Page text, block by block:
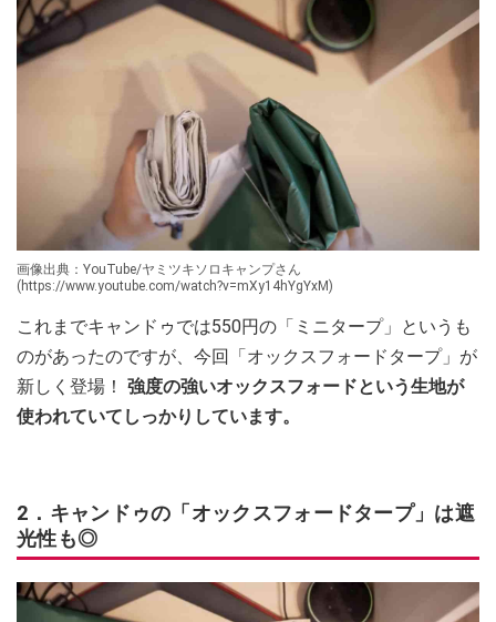
画像出典：YouTube/ヤミツキソロキャンプさん
(https://www.youtube.com/watch?v=mXy14hYgYxM)
これまでキャンドゥでは550円の「ミニタープ」というも
のがあったのですが、今回「オックスフォードタープ」が
新しく登場！ 強度の強いオックスフォードという生地が
使われていてしっかりしています。
2．キャンドゥの「オックスフォードタープ」は遮
光性も◎